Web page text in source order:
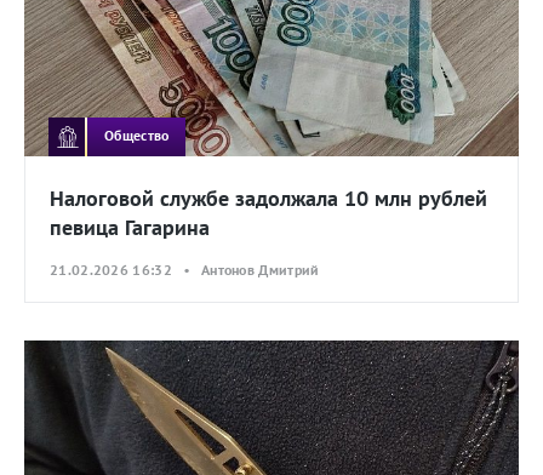
Общество
Налоговой службе задолжала 10 млн рублей
певица Гагарина
21.02.2026 16:32 • Антонов Дмитрий